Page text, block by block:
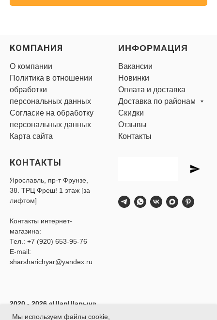
КОМПАНИЯ
О компании
Политика в отношении
обработки
персональных данных
Согласие на обработку
персональных данных
Карта сайта
ИНФОРМАЦИЯ
Вакансии
Новинки
Оплата и доставка
Доставка по районам
Скидки
Отзывы
Контакты
КОНТАКТЫ
Ярославль, пр-т Фрунзе,
38. ТРЦ Фреш! 1 этаж [за
лифтом]
Контакты интернет-
магазина:
Тел.: +7 (920) 653-95-76
E-mail:
sharsharichyar@yandex.ru
2020 - 2026 «ШарШарыч»
- Доставка воздушных
Мы используем файлы cookie,